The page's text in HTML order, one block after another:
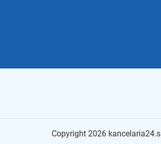
Copyright 2026